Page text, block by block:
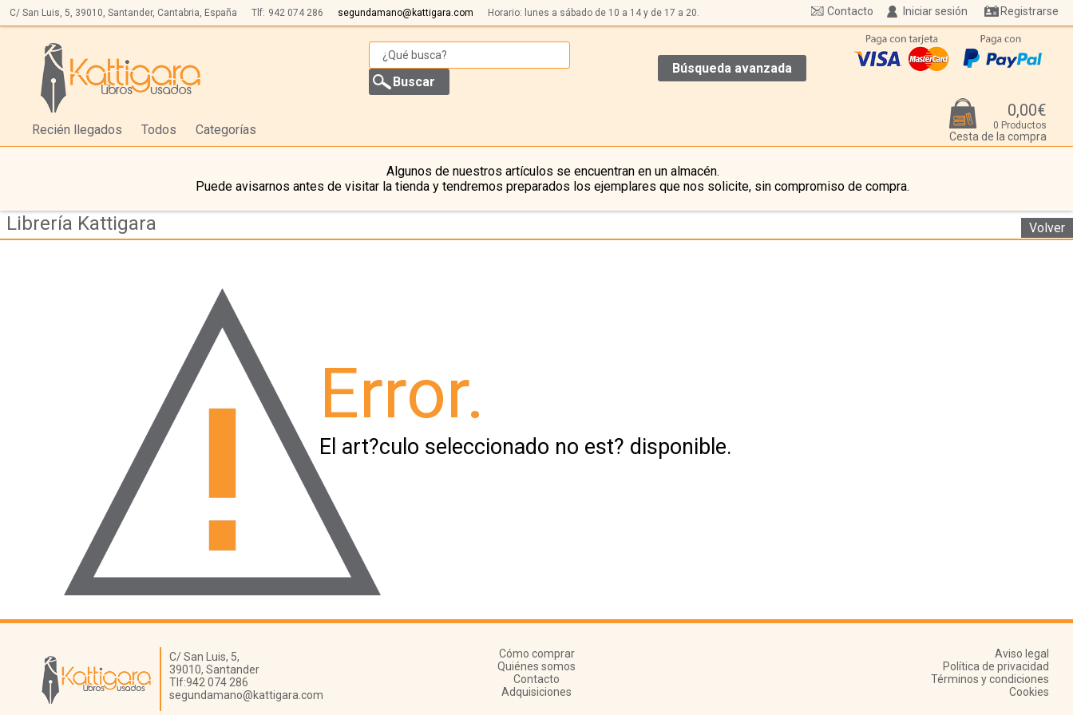
C/ San Luis, 5, 39010, Santander, Cantabria, España Tlf: 942 074 286 segundamano@kattigara.com Horario: lunes a sábado de 10 a 14 y de 17 a 20. Iniciar sesión Registrarse
Contacto
Búsqueda avanzada
Recién llegados Todos Categorías
0,00€
0 Productos
Cesta de la compra
Algunos de nuestros artículos se encuentran en un almacén.
Puede avisarnos antes de visitar la tienda y tendremos preparados los ejemplares que nos solicite, sin compromiso de compra.
Librería Kattigara Volver
Error.
El art?culo seleccionado no est? disponible.
Librería Kattigara
C/ San Luis, 5,
39010, Santander
Tlf:942 074 286
segundamano@kattigara.com
Cómo comprar
Quiénes somos
Contacto
Adquisiciones
Aviso legal
Política de privacidad
Términos y condiciones
Cookies